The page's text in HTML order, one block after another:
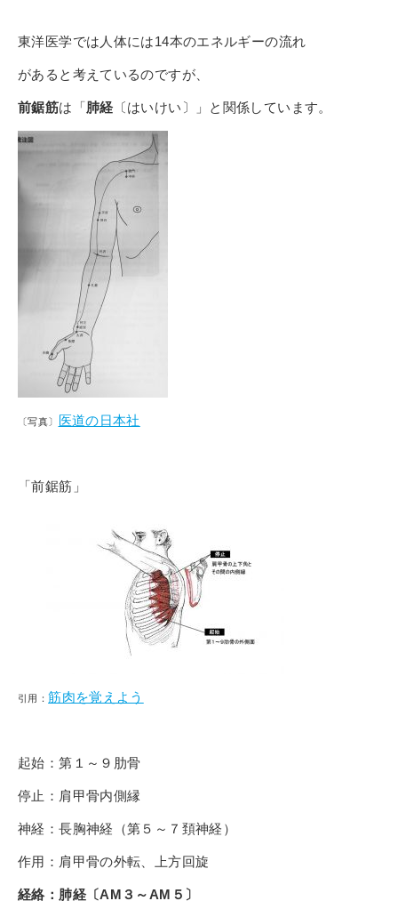
東洋医学では人体には14本のエネルギーの流れ
があると考えているのですが、
前鋸筋は「肺経 〔はいけい〕」 と関係しています。
〔写真〕 医道の日本社
「前鋸筋」
引用：筋肉を覚えよう
起始：第１～９肋骨
停止：肩甲骨内側縁
神経：長胸神経（第５～７頚神経）
作用：肩甲骨の外転、上方回旋
経絡：肺経〔AM３～AM５〕